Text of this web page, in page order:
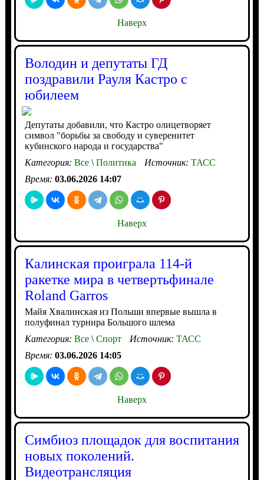
Наверх
Володин и депутаты ГД
поздравили Рауля Кастро с
юбилеем
Депутаты добавили, что Кастро олицетворяет
символ "борьбы за свободу и суверенитет
кубинского народа и государства"
Категория: Все\Политика Источник: ТАСС
Время: 03.06.2026 14:07
Наверх
Калинская проиграла 114-й
ракетке мира в четвертьфинале
Roland Garros
Майя Хвалинская из Польши впервые вышла в
полуфинал турнира Большого шлема
Категория: Все\Спорт Источник: ТАСС
Время: 03.06.2026 14:05
Наверх
Симбиоз площадок для воспитания
новых поколений.
Видеотрансляция